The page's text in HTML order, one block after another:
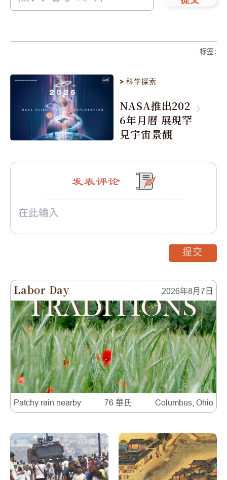
标签:
>科学探索
NASA推出202
6年月曆 展現罕
見宇宙景觀
Labor Day 2026年8月7日
Patchy rain nearby 76 華氏 Columbus, Ohio
发表评论
提交